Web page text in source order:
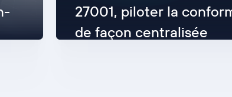
27001, piloter la
de façon centralisée